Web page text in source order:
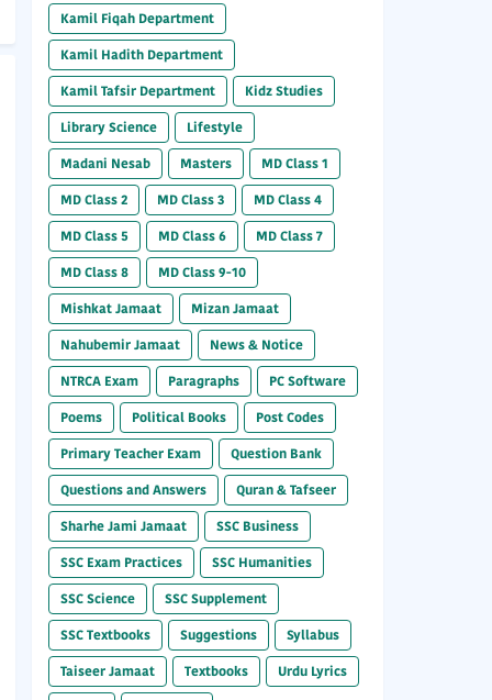
Kamil Fiqah Department
Kamil Hadith Department
Kamil Tafsir Department
Kidz Studies
Library Science
Lifestyle
Madani Nesab
Masters
MD Class 1
MD Class 2
MD Class 3
MD Class 4
MD Class 5
MD Class 6
MD Class 7
MD Class 8
MD Class 9-10
Mishkat Jamaat
Mizan Jamaat
Nahubemir Jamaat
News & Notice
NTRCA Exam
Paragraphs
PC Software
Poems
Political Books
Post Codes
Primary Teacher Exam
Question Bank
Questions and Answers
Quran & Tafseer
Sharhe Jami Jamaat
SSC Business
SSC Exam Practices
SSC Humanities
SSC Science
SSC Supplement
SSC Textbooks
Suggestions
Syllabus
Taiseer Jamaat
Textbooks
Urdu Lyrics